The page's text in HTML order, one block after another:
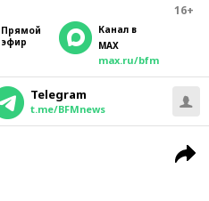
16+
прямой
эфир
Канал в
MAX
max.ru/bfm
Telegram
t.me/BFMnews